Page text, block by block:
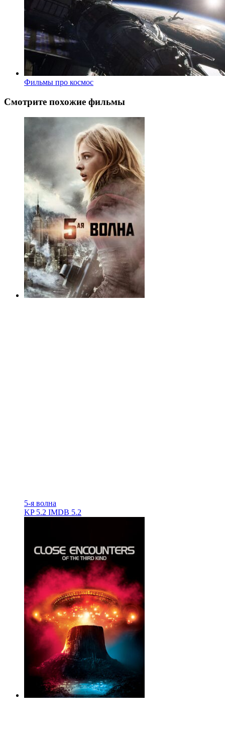
Фильмы про космос
Смотрите похожие фильмы
5-я волна
KP 5.2 IMDB 5.2